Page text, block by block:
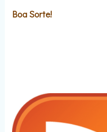
Boa Sorte!